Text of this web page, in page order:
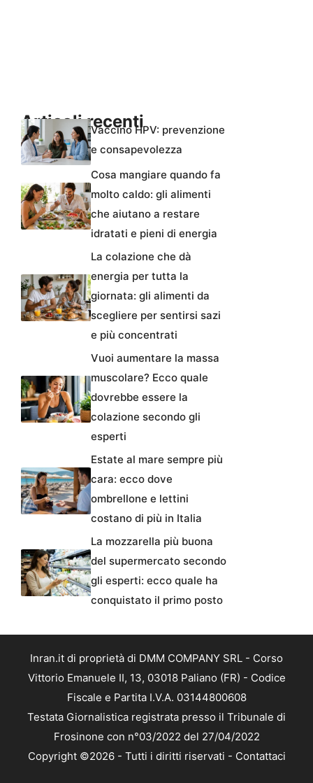
Articoli recentiVaccino HPV: prevenzione
e consapevolezza
Cosa mangiare quando fa
molto caldo: gli alimenti
che aiutano a restare
idratati e pieni di energia
La colazione che dà
energia per tutta la
giornata: gli alimenti da
scegliere per sentirsi sazi
e più concentrati
Vuoi aumentare la massa
muscolare? Ecco quale
dovrebbe essere la
colazione secondo gli
esperti
Estate al mare sempre più
cara: ecco dove
ombrellone e lettini
costano di più in Italia
La mozzarella più buona
del supermercato secondo
gli esperti: ecco quale ha
conquistato il primo posto
Inran.it di proprietà di DMM COMPANY SRL - Corso
Vittorio Emanuele II, 13, 03018 Paliano (FR) - Codice
Fiscale e Partita I.V.A. 03144800608
Testata Giornalistica registrata presso il Tribunale di
Frosinone con n°03/2022 del 27/04/2022
Copyright ©2026 - Tutti i diritti riservati - Contattaci